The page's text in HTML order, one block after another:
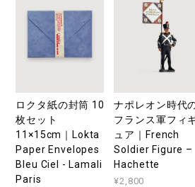
ロクタ紙の封筒 10
枚セット
11×15cm｜Lokta
Paper Envelopes
Bleu Ciel - Lamali
Paris
ナポレオン時代
フランス軍フィ
ュア｜French
Soldier Figure –
Hachette
¥2,800